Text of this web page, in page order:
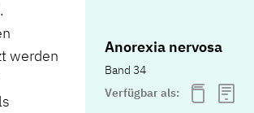
Anorexia nervosa
Band 34
Verfügbar als:
werden